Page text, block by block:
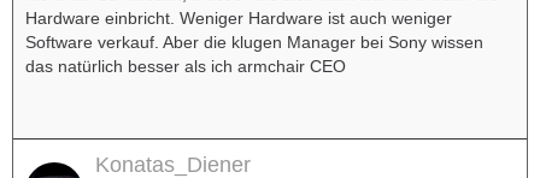
Hardware einbricht. Weniger Hardware ist auch weniger
Software verkauf. Aber die klugen Manager bei Sony wissen
das natürlich besser als ich armchair CEO
Konatas_Diener